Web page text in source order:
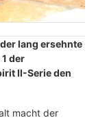
lang ersehnte
der
II-Serie den
macht der